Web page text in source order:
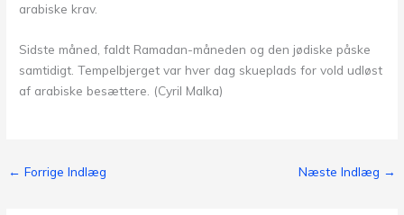
arabiske krav.
Sidste måned, faldt Ramadan-måneden og den jødiske påske
samtidigt. Tempelbjerget var hver dag skueplads for vold udløst
af arabiske besættere. (Cyril Malka)
← Forrige Indlæg Næste Indlæg →